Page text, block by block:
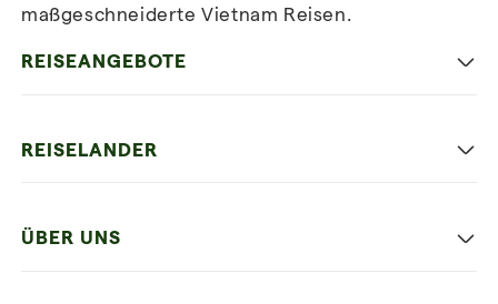
Newsletterabonnieren
maßgeschneiderte Vietnam Reisen.
REISEANGEBOTE
Die Beste Reise
REISELANDER
ÜBER UNS